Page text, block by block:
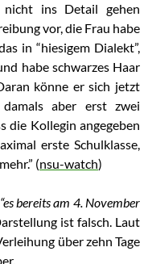
nicht ins Detail gehen
vor, die Frau habe
in “hiesigem Dialekt”,
habe schwarzes Haar
könne er sich jetzt
aber erst zwei
die Kollegin angegeben
erste Schulklasse,
(nsu-watch)
“es bereits am 4. November
ist falsch. Laut
über zehn Tage